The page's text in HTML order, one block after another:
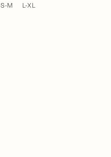
S-M
L-XL